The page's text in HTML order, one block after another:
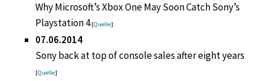
Why Microsoft’s Xbox One May Soon Catch Sony’s
Playstation 4[Quelle]
07.06.2014
Sony back at top of console sales after eight years
[Quelle]